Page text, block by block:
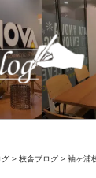
【公式
室
グ > 校舎ブログ > 袖ヶ浦